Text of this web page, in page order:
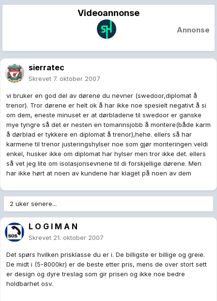
Videoannonse
Annonse
sierratec
Skrevet 7. oktober 2007
vi bruker en god del av dørene du nevner (swedoor,diplomat å
trenor). Tror dørene er helt ok å har ikke noe spesielt negativt å si
om dem, eneste minuset er at dørbladene til swedoor er ganske
mye tyngre så det er nesten en tomannsjobb å montere(både karm
å dørblad er tykkere en diplomat å trenor),hehe. ellers så har
karmene til trenor justeringshylser noe som gjør monteringen veldi
enkel, husker ikke om diplomat har hylser men tror ikke det. ellers
så vet jeg lite om isolasjonsevnene til di forskjellige dørene. Men
har ikke hørt at noen av kundene har klaget på noen av dem
2 uker senere...
L O G I M A N
Skrevet 21. oktober 2007
Det spørs hvilken prisklasse du er i. De billigste er billige og greie.
De midt i (5-8000kr) er de beste etter pris, mens de over stort sett
er design og dyre treslag som gir prisen og ikke noe bedre
holdbarhet osv.